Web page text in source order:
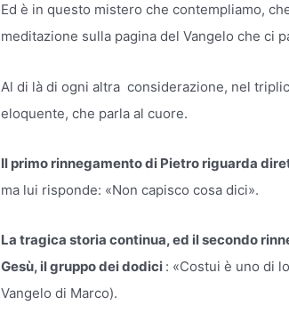
Ed è in questo mistero che contempliamo,
meditazione sulla pagina del Vangelo che ci
Al di là di ogni altra considerazione, nel
eloquente, che parla al cuore.
Il primo rinnegamento di Pietro riguarda
ma lui risponde: «Non capisco cosa dici».
La tragica storia continua, ed il secondo
Gesù, il gruppo dei dodici : «Costui è uno di
Vangelo di Marco).